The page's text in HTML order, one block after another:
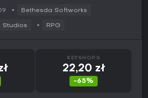
Bethesda Softworks
Studios RPG
KEYSHOPS
22,20 zł
-65%